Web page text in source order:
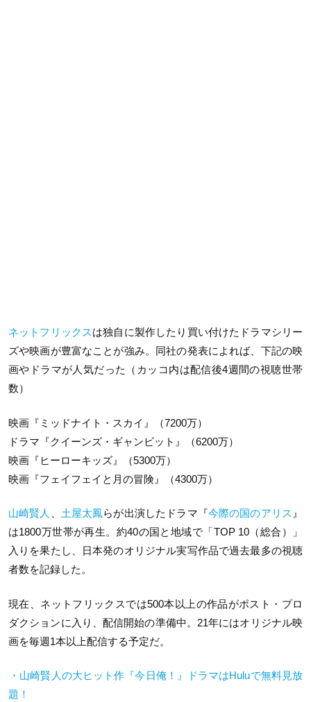
ネットフリックスは独自に製作したり買い付けたドラマシリー
ズや映画が豊富なことが強み。同社の発表によれば、下記の映
画やドラマが人気だった（カッコ内は配信後4週間の視聴世帯
数）
映画『ミッドナイト・スカイ』（7200万）
ドラマ『クイーンズ・ギャンビット』（6200万）
映画『ヒーローキッズ』（5300万）
映画『フェイフェイと月の冒険』（4300万）
山崎賢人 土屋太鳳らが出演したドラマ『今際の国のアリス 』
は1800万世帯が再生。約40の国と地域で「TOP 10（総合）」
入りを果たし、日本発のオリジナル実写作品で過去最多の視聴
者数を記録した。
現在、ネットフリックスでは500本以上の作品がポスト・プロ
ダクションに入り、配信開始の準備中。21年にはオリジナル映
画を毎週1本以上配信する予定だ。
・山崎賢人の大ヒット作『今日俺！』ドラマはHuluで無料見放
題！